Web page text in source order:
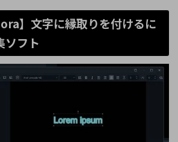
】文字に縁取りを付けるに
ソフト